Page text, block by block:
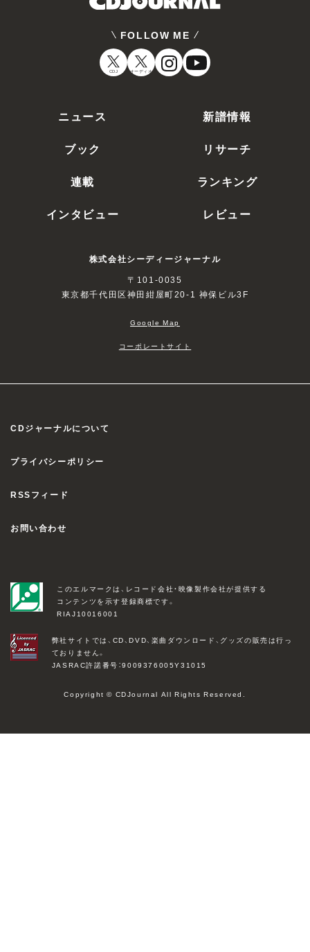
FOLLOW ME
CDJ オーディオ
ニュース
新譜情報
ブック
リサーチ
連載
ランキング
インタビュー
レビュー
株式会社シーディージャーナル
〒101-0035
東京都千代田区神田紺屋町20-1 神保ビル3F
Google Map
コーポレートサイト
CDジャーナルについて
プライバシーポリシー
RSSフィード
お問い合わせ
このエルマークは、レコード会社・映像製作会社が提供する
コンテンツを示す登録商標です。
RIAJ10016001
弊社サイトでは、CD、DVD、楽曲ダウンロード、グッズの販売は行っ
ておりません。
JASRAC許諾番号：9009376005Y31015
Copyright © CDJournal All Rights Reserved.